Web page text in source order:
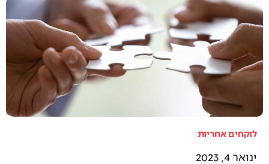
לוקחים אחריות
ינואר 4, 2023